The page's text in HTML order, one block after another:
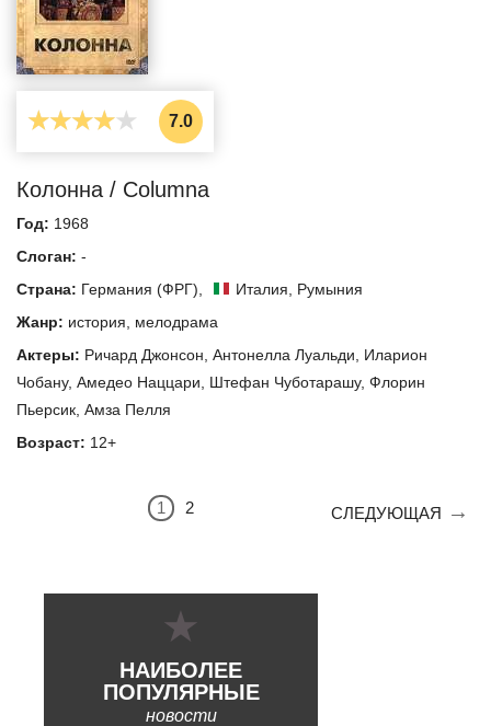
7.0
Колонна / Columna
Год: 1968
Слоган: -
Страна: Германия (ФРГ) Италия
Румыния
Жанр: история
мелодрама
Актеры: Ричард Джонсон Антонелла Луальди
Иларион
Чобану, Амедео Наццари Штефан Чуботарашу, Флорин
Пьерсик Амза Пелля
Возраст: 12+
1 2 СЛЕДУЮЩАЯ
НАИБОЛЕЕ
ПОПУЛЯРНЫЕ
новости